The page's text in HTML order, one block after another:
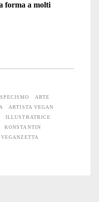
forma a molti
ARTE
ARTISTA VEGAN
ILLUSTRATRICE
KONSTANTIN
VEGANZETTA